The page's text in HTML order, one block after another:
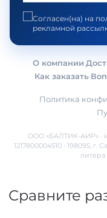
Согласен(на) на
рекламной
О компании·
Как заказать·
Политика
ООО «БАЛТИК-АИР» ·
1217800004510 · 198095,
Сравните